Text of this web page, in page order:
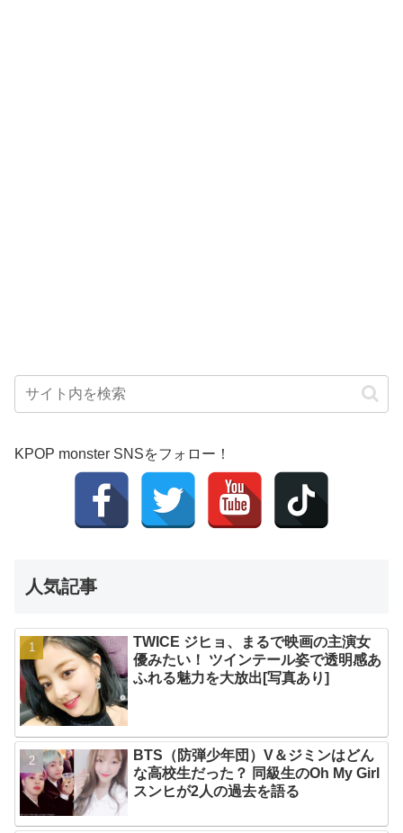
KPOP monster SNSをフォロー！
人気記事
TWICE ジヒョ、まるで映画の主演女
優みたい！ ツインテール姿で透明感あ
ふれる魅力を大放出[写真あり]
BTS（防弾少年団）V＆ジミンはどん
な高校生だった？ 同級生のOh My Girl
スンヒが2人の過去を語る